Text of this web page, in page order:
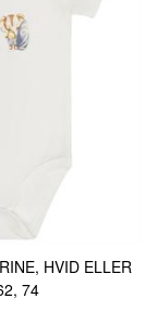
HVID ELLER
74